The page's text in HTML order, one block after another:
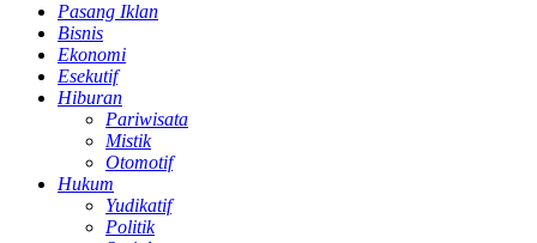
Pasang Iklan
Bisnis
Ekonomi
Esekutif
Hiburan
Pariwisata
Mistik
Otomotif
Hukum
Yudikatif
Politik